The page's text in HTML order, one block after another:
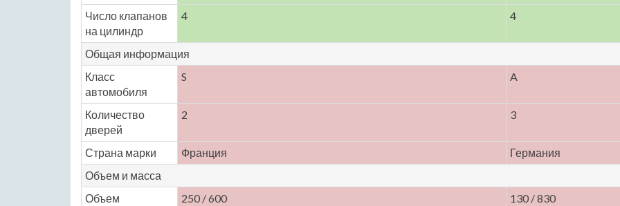
Число клапанов
на цилиндр
4 4
Общая информация
Класс
автомобиля
S A
Количество
дверей
2 3
Страна марки Франция
Германия
Объем и масса
Объем
250 / 600 130 / 830